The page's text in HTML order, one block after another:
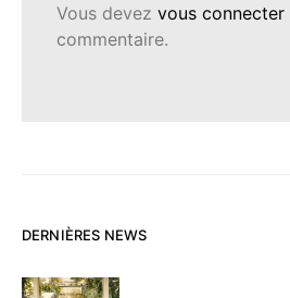
Vous devez vous connecter
commentaire.
DERNIÈRES NEWS